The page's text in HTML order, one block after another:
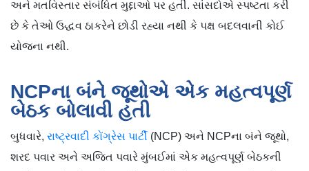
અને મતવિસ્તાર સંબંધિત મુદ્દાઓ પર હતી. સાંસદોએ સ્પષ્ટતા કરી
છે કે તેઓ ઉદ્ધવ ઠાકરેને છોડી રહ્યા નથી કે પક્ષ બદલવાની કોઈ
યોજના નથી.
NCPના બંને જૂથોએ એક મહત્વપૂર્ણ
બેઠક બોલાવી હતી
બુધવારે, રાષ્ટ્રવાદી કોંગ્રેસ પાર્ટી (NCP) અને NCPના બંને જૂથો,
શરદ પવાર અને અજિત પવારે મુંબઈમાં એક મહત્વપૂર્ણ બેઠકની